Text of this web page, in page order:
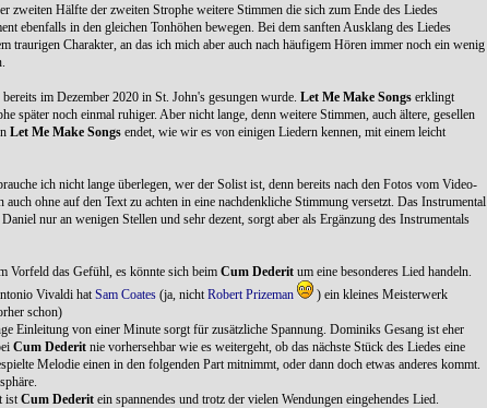
Hälfte der zweiten Strophe weitere Stimmen die sich zum Ende des Liedes
ebenfalls in den gleichen Tonhöhen bewegen. Bei dem sanften Ausklang des Liedes
traurigen Charakter, an das ich mich aber auch nach häufigem Hören immer noch ein wenig
im Dezember 2020 in St. John's gesungen wurde. Let Me Make Songs erklingt
später noch einmal ruhiger. Aber nicht lange, denn weitere Stimmen, auch ältere, gesellen
Let Me Make Songs endet, wie wir es von einigen Liedern kennen, mit einem leicht
ich nicht lange überlegen, wer der Solist ist, denn bereits nach den Fotos vom Video-
ohne auf den Text zu achten in eine nachdenkliche Stimmung versetzt. Das Instrumental
nur an wenigen Stellen und sehr dezent, sorgt aber als Ergänzung des Instrumentals
Vorfeld das Gefühl, es könnte sich beim Cum Dederit um eine besonderes Lied handeln.
Vivaldi hat Sam Coates (ja, nicht Robert Prizeman
) ein kleines Meisterwerk
schon)
Einleitung von einer Minute sorgt für zusätzliche Spannung. Dominiks Gesang ist eher
Cum Dederit nie vorhersehbar wie es weitergeht, ob das nächste Stück des Liedes eine
Melodie einen in den folgenden Part mitnimmt, oder dann doch etwas anderes kommt.
ist Cum Dederit ein spannendes und trotz der vielen Wendungen eingehendes Lied.